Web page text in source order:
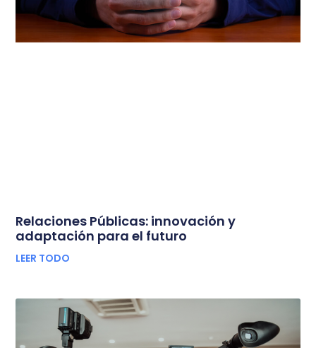
Relaciones Públicas: innovación y
adaptación para el futuro
LEER TODO